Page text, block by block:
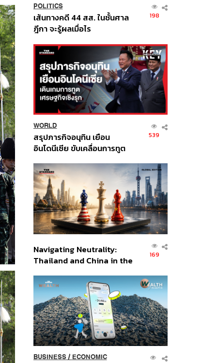
POLITICS
เส้นทางคดี 44 สส. ในชั้นศาล
ฎีกา จะรู้ผลเมื่อไร
198
WORLD
สรุปภารกิจอนุทิน เยือน
อินโดนีเซีย ขับเคลื่อนการทูต
ส่วนยุทธศาสตร์ไทย –
อินโดนีเซีย
539
Navigating Neutrality:
Thailand and China in the
Order
169
BUSINESS/ ECONOMIC